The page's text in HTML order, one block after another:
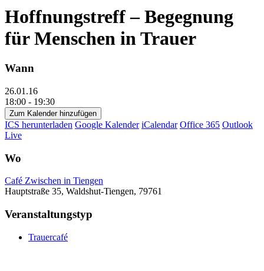
Hoffnungstreff – Begegnung
für Menschen in Trauer
Wann
26.01.16
18:00 - 19:30
Zum Kalender hinzufügen
ICS herunterladen Google Kalender iCalendar Office 365 Outlook
Live
Wo
Café Zwischen in Tiengen
Hauptstraße 35, Waldshut-Tiengen, 79761
Veranstaltungstyp
Trauercafé